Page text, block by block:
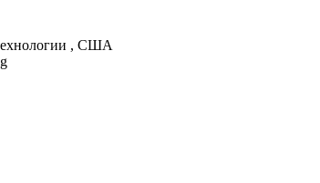
, США